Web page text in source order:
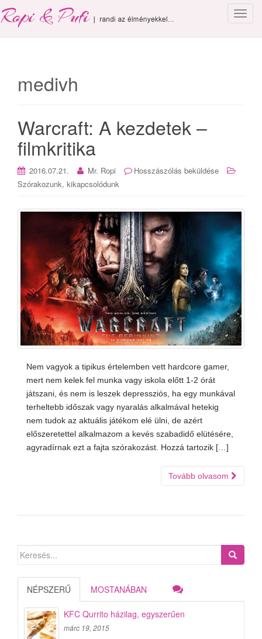
T
n
medivh
Warcraft: A kezdetek –
filmkritika
2016.07.21. Mr. Ropi
Hosszászólás beküldése
Szórakozunk, kikapcsolódunk
Nem vagyok a tipikus értelemben vett hardcore gamer,
mert nem kelek fel munka vagy iskola előtt 1-2 órát
játszani, és nem is leszek depressziós, ha egy munkával
terheltebb időszak vagy nyaralás alkalmával hetekig
nem tudok az aktuális játékom elé ülni, de azért
előszeretettel alkalmazom a kevés szabadidő elütésére,
agyradírnak ezt a fajta szórakozást. Hozzá tartozik […]
Tovább olvasom
Search
NÉPSZERŰ MOSTANÁBAN
KFC Qurrito házilag, egyszerűen
márc 19, 2015